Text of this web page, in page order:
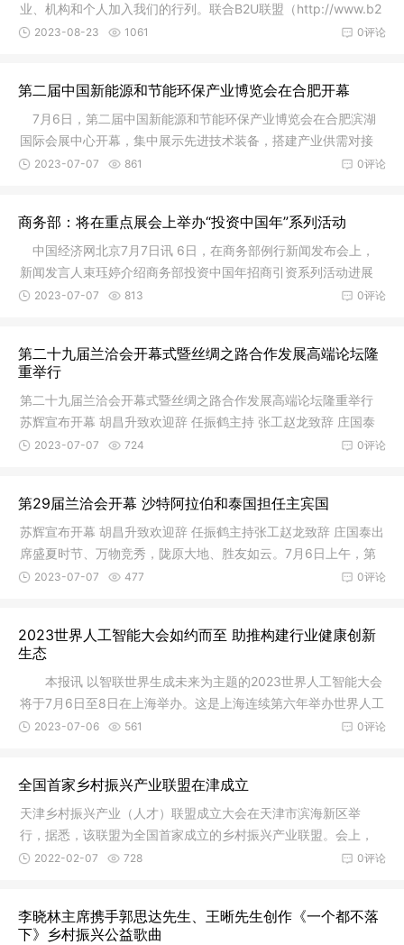
业、机构和个人加入我们的行列。联合B2U联盟（http://www.b2
u.wang）、隐茶杯发明人程学斌、龙健公司招募共建的“B2U联盟
0评论
2023-08-23 1061
第二届中国新能源和节能环保产业博览会在合肥开幕
7月6日，第二届中国新能源和节能环保产业博览会在合肥滨湖
国际会展中心开幕，集中展示先进技术装备，搭建产业供需对接
平台。省政协副主席郑永飞宣布开幕。中华环保联合会主席孙晓
0评论
2023-07-07 861
商务部：将在重点展会上举办“投资中国年”系列活动
中国经济网北京7月7日讯 6日，在商务部例行新闻发布会上，
新闻发言人束珏婷介绍商务部投资中国年招商引资系列活动进展
情况，除拟于7月11-14日开展跨国公司内蒙古行活动外，还将在
0评论
2023-07-07 813
第二十九届兰洽会开幕式暨丝绸之路合作发展高端论坛隆
重举行
第二十九届兰洽会开幕式暨丝绸之路合作发展高端论坛隆重举行
苏辉宣布开幕 胡昌升致欢迎辞 任振鹤主持 张工赵龙致辞 庄国泰
出席7月6日，第二十九届兰洽会开幕式暨丝绸之路合作发展高端
0评论
2023-07-07 724
第29届兰洽会开幕 沙特阿拉伯和泰国担任主宾国
苏辉宣布开幕 胡昌升致欢迎辞 任振鹤主持张工赵龙致辞 庄国泰出
席盛夏时节、万物竞秀，陇原大地、胜友如云。7月6日上午，第
二十九届中国兰州投资贸易洽谈会开幕式暨丝绸之路合作发展高
0评论
2023-07-07 477
2023世界人工智能大会如约而至 助推构建行业健康创新
生态
本报讯 以智联世界生成未来为主题的2023世界人工智能大会
将于7月6日至8日在上海举办。这是上海连续第六年举办世界人工
智能大会。本次大会由上海市政府和国家发改委、工业和信息化
0评论
2023-07-06 561
全国首家乡村振兴产业联盟在津成立
天津乡村振兴产业（人才）联盟成立大会在天津市滨海新区举
行，据悉，该联盟为全国首家成立的乡村振兴产业联盟。会上，
天津字节跳动科技有限公司等10家企业签署战略框架合作协议，
0评论
2022-02-07 728
李晓林主席携手郭思达先生、王晰先生创作《一个都不落
下》乡村振兴公益歌曲